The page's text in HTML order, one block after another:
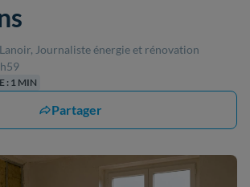
Journaliste énergie et rénovation
: 1 MIN
Partager